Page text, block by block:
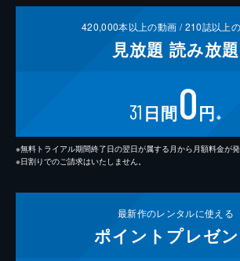
420,000本以上の動画 /210誌以上
見放題 読み放題
31 日間0円 ※
※無料トライアル期間終了日の翌日が属する月から月額料金が発
※日割りでのご請求はいたしません。
最新作のレンタルに使える
ポイント プレゼン